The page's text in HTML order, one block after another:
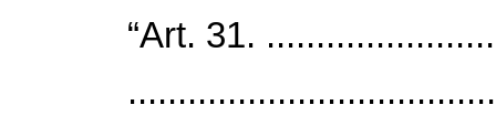
“Art. 31.